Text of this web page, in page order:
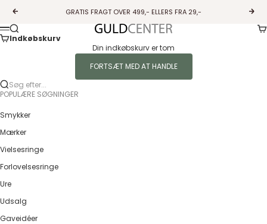
Forrige
GRATIS FRAGT OVER 499,- ELLERS FRA 29,-
Guldcenter
Menu
Søg
Indkøbskurv
Din indkøbskurv er tom
FORTSÆT MED AT HANDLE
Søg efter...
POPULÆRE SØGNINGER
Smykker
Mærker
Vielsesringe
Forlovelsesringe
Ure
Udsalg
Gaveidéer